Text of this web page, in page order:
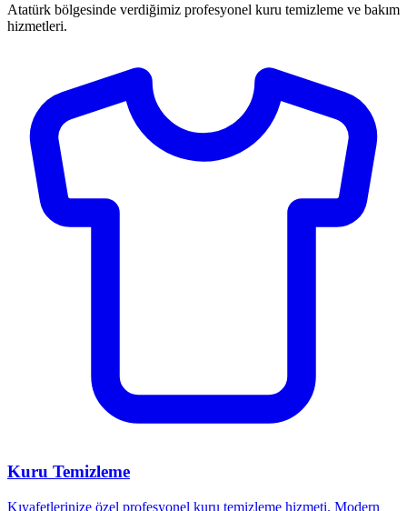
Atatürk bölgesinde verdiğimiz profesyonel kuru temizleme ve bakım
hizmetleri.
Kuru Temizleme
Kıyafetlerinize özel profesyonel kuru temizleme hizmeti. Modern